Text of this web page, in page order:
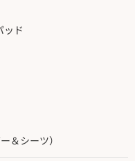
ッド
＆シーツ）